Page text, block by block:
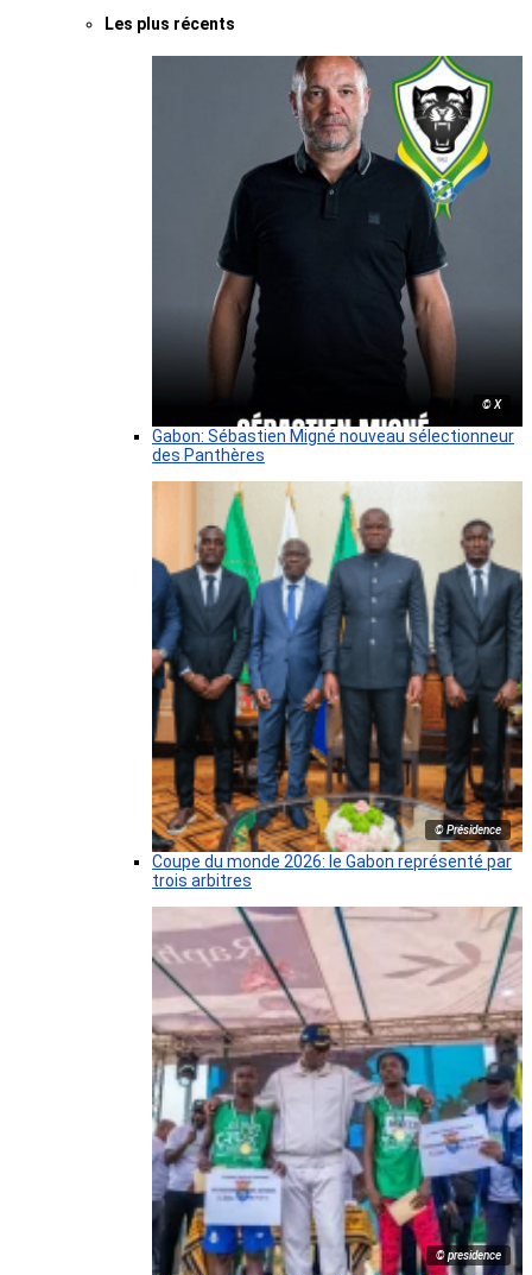
Les plus récents
© X
Gabon: Sébastien Migné nouveau sélectionneur
des Panthères
© Présidence
Coupe du monde 2026: le Gabon représenté par
trois arbitres
© presidence